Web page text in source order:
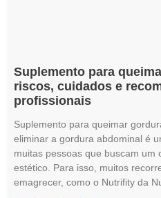
Suplemento para
riscos, cuidados e
profissionais
Suplemento para queimar
eliminar a gordura abdominal é
muitas pessoas que buscam um
estético. Para isso, muitos
emagrecer, como o Nutrifity da